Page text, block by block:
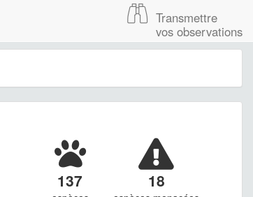
Transmettre
vos observations
137 18